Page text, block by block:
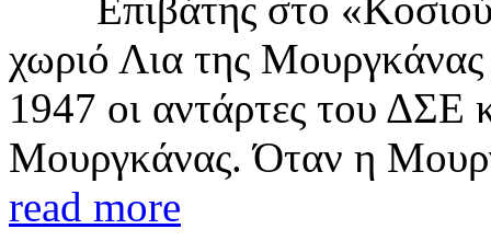
χωριό Λια της
1947 οι αντάρτες του ΔΣΕ
Μουργκάνας. Όταν η
read more